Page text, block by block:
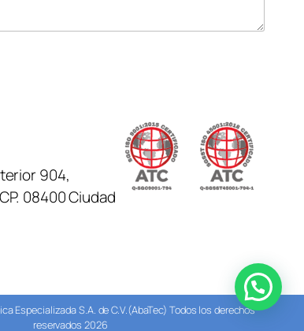
904,
08400 Ciudad
Especializada S.A. de C.V.(AbaTec) Todos los derechos
reservados 2026